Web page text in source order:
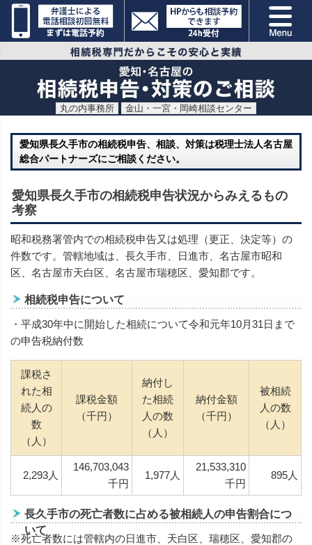
丸の内事務所 金山・一宮・岡崎相談センター
愛知県長久手市の相続税申告、相談、対策は税理士法人名古屋
総合パートナーズにご相談ください。
愛知県長久手市の相続税申告状況からみえるもの
考察
昭和税務署管内での相続税申告又は処理（更正、決定等）の
件数です。管轄地域は、長久手市、日進市、名古屋市昭和
区、名古屋市天白区、名古屋市瑞穂区、愛知郡です。
相続税申告について
・平成30年中に開始した相続について令和元年10月31日まで
の申告税納付数
課税さ
れた相
続人の
数
（人）
課税金額
（千円）
納付し
た相続
人の数
（人）
納付金額
（千円）
被相続
人の数
（人）
2,293人
146,703,043
千円
1,977人
21,533,310
千円
895人
長久手市の死亡者数に占める被相続人の申告割合につ
いて
※死亡者数には管轄内の日進市、天白区、瑞穂区、愛知郡の